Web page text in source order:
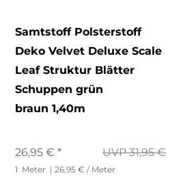
Samtstoff Polsterstoff
Deko Velvet Deluxe Scale
Leaf Struktur Blätter
Schuppen grün
braun 1,40m
UVP 31,95 €
26,95 € *
1 Meter | 26,95 € / Meter